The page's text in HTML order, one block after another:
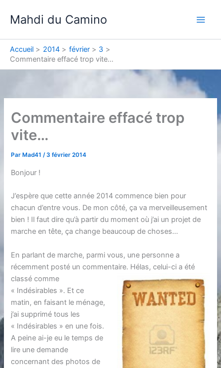
Mahdi du Camino
Accueil 2014 février
3
Commentaire effacé trop vite…
Commentaire effacé trop
vite…
Par Mad41/3 février 2014
Bonjour !
J’espère que cette année 2014 commence bien pour
chacun d’entre vous. De mon côté, ça va merveilleusement
bien ! Il faut dire qu’à partir du moment où j’ai un projet de
marche en tête, ça change beaucoup de choses…
En parlant de marche, parmi vous, une personne a
récemment posté un commentaire. Hélas, celui-ci a été
classé comme
« Indésirables ». Et ce
matin, en faisant le ménage,
j’ai supprimé tous les
« Indésirables » en une fois.
A peine ai-je eu le temps de
lire une demande
concernant des photos de